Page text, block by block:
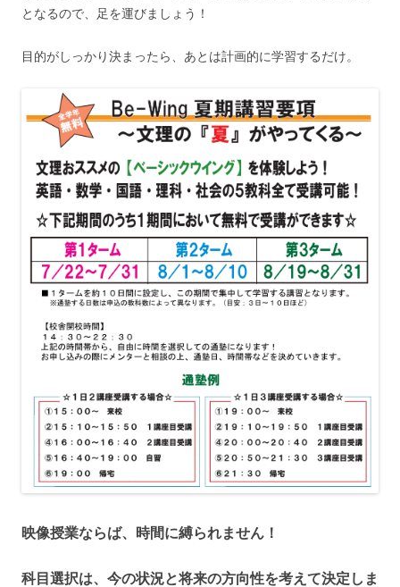
となるので、足を運びましょう！
目的がしっかり決まったら、あとは計画的に学習するだけ。
映像授業ならば、時間に縛られません！
科目選択は、今の状況と将来の方向性を考えて決定しま